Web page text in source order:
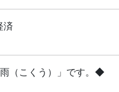
済
（こくう）」です。◆